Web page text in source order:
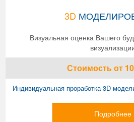
3D
Визуальная оценка Вашего
Стоимостьот
Индивидуальная проработка 3D
Подробнее